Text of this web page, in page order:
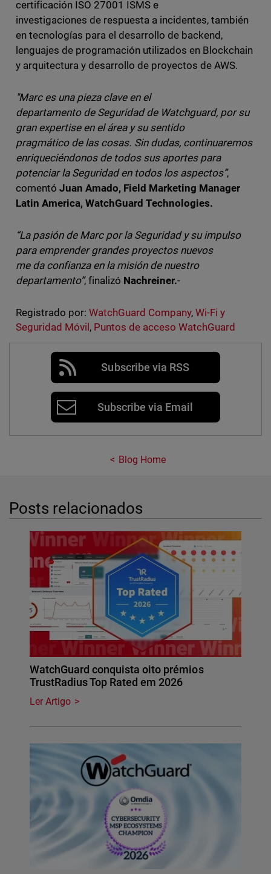
certificación ISO 27001 ISMS e
investigaciones de respuesta a incidentes, también
en tecnologías para el desarrollo de backend,
lenguajes de programación utilizados en Blockchain
y arquitectura y desarrollo de proyectos de AWS.
"Marc es una pieza clave en el
departamento de Seguridad de Watchguard, por su
gran expertise en el área y su sentido
pragmático de las cosas. Sin dudas, continuaremos
enriqueciéndonos de todos sus aportes para
potenciar la Seguridad en todos los aspectos”,
comentó Juan Amado, Field Marketing Manager
Latin America, WatchGuard Technologies.
“La pasión de Marc por la Seguridad y su impulso
para emprender grandes proyectos nuevos
me da confianza en la misión de nuestro
departamento”, finalizó Nachreiner.-
Registrado por: WatchGuard Company,Wi-Fi y
Seguridad Móvil , Puntos de acceso WatchGuard
Subscribe via RSS
Subscribe via Email
Blog Home
Posts relacionados
WatchGuard conquista oito prémios
TrustRadius Top Rated em 2026
Ler Artigo